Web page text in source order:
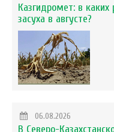
Казгидромет: в каких
засуха в августе?
06.08.2026
В Северо-